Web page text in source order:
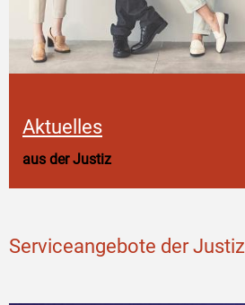
Aktuelles
aus der Justiz
Serviceangebote der Justiz